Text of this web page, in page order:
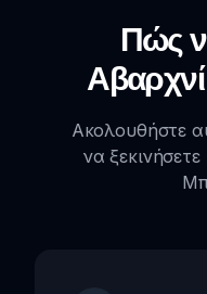
Πώς
Ακολουθήστε
να